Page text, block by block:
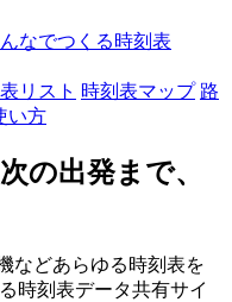
なでつくる時刻表
リスト 時刻表マップ 路
い方
の出発まで、
などあらゆる時刻表を
時刻表データ共有サイ